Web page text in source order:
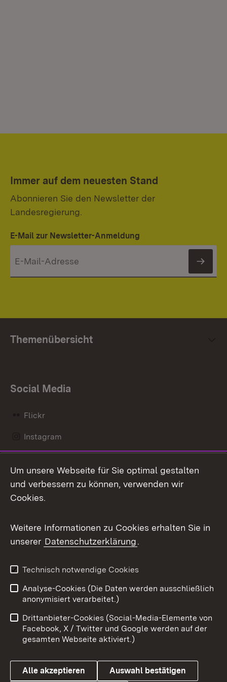
Immer auf dem neuesten Stand
Abonnieren Sie den Newsletter der
Landesregierung.
E-Mail zur Newsletter-Anmeldung
Themenübersicht
Social Media
Flickr
Instagram
Mastodon
Messenger
Social Wall
X / Twitter
Youtube
Benutzungshinweise
Barrierefreiheit
Datenschutz
Cookies
Um unsere Webseite für Sie optimal gestalten
und verbessern zu können, verwenden wir
Cookies.
Weitere Informationen zu Cookies erhalten Sie in
unserer Datenschutzerklärung.
Technisch notwendige Cookies
Analyse-Cookies (Die Daten werden ausschließlich
anonymisiert verarbeitet.)
Drittanbieter-Cookies (Social-Media-Elemente von
Facebook, X / Twitter und Google werden auf der
gesamten Webseite aktiviert.)
Alle akzeptieren Auswahl bestätigen